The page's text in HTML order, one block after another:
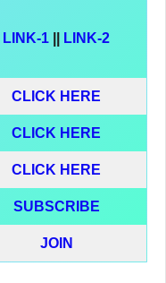
LINK-1 LINK-2
CLICK HERE
CLICK HERE
CLICK HERE
SUBSCRIBE
JOIN